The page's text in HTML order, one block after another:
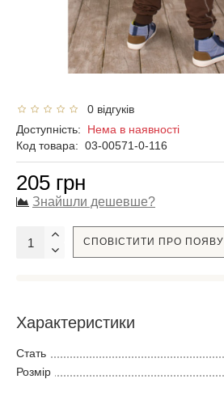
0 відгуків
Доступність: Нема в наявності
Код товара: 03-00571-0-116
205 грн
Знайшли дешевше?
СПОВІСТИТИ ПРО ПОЯВУ
Характеристики
Стать
Розмір